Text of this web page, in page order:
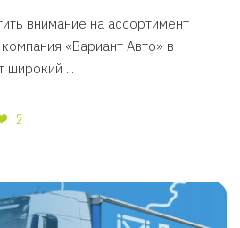
внимание на ассортимент
«Вариант Авто» в
широкий ...
2